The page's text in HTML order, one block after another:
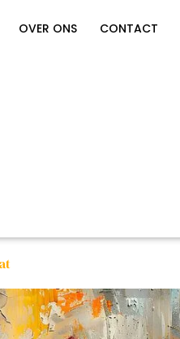
OVER ONS CONTACT